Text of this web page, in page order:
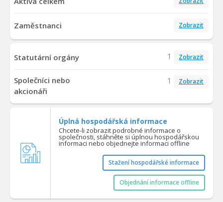
Zaměstnanci Zobrazit
Statutární orgány 1 Zobrazit
Společníci nebo
akcionáři
1 Zobrazit
Úplná hospodářská informace
Chcete-li zobrazit podrobné informace o
společnosti, stáhněte si úplnou hospodářskou
informaci nebo objednejte informaci offline
Stažení hospodářské informace
Objednání informace offline